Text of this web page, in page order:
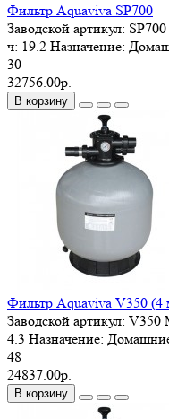
Фильтр Aquaviva SP700
Заводской артикул: SP700
ч: 19.2 Назначение:
30
32756.00р.
В корзину
Фильтр Aquaviva V350 (4
Заводской артикул: V350
4.3 Назначение:
48
24837.00р.
В корзину